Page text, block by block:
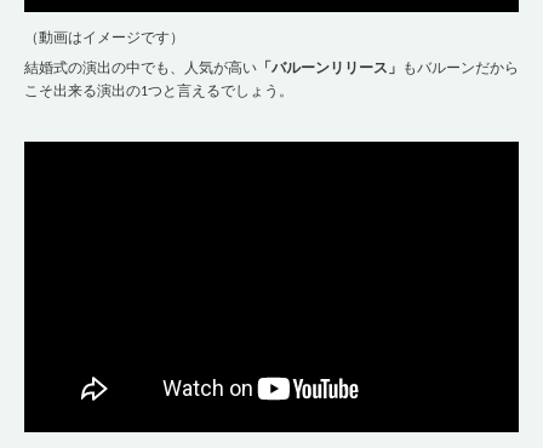
（動画はイメージです）
結婚式の演出の中でも、人気が高い 「バルーンリリース」
もバルーンだから
こそ出来る演出の1つと言えるでしょう。